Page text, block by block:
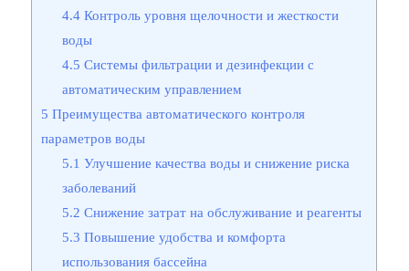
4.4 Контроль уровня щелочности и жесткости
воды
4.5 Системы фильтрации и дезинфекции с
автоматическим управлением
5 Преимущества автоматического контроля
параметров воды
5.1 Улучшение качества воды и снижение риска
заболеваний
5.2 Снижение затрат на обслуживание и реагенты
5.3 Повышение удобства и комфорта
использования бассейна